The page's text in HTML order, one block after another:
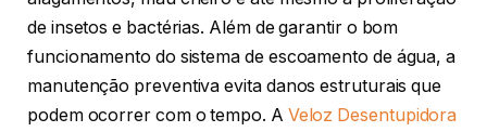
de insetos e bactérias. Além de garantir o bom
funcionamento do sistema de escoamento de água, a
manutenção preventiva evita danos estruturais que
podem ocorrer com o tempo. A Veloz Desentupidora